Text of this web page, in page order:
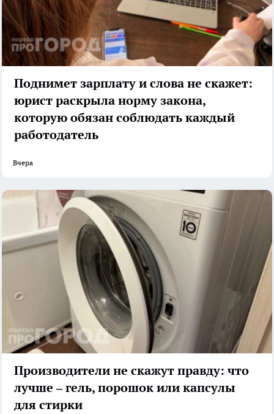
Поднимет зарплату и слова не скажет:
юрист раскрыла норму закона,
которую обязан соблюдать каждый
работодатель
Вчера
Производители не скажут правду: что
лучше – гель, порошок или капсулы
для стирки